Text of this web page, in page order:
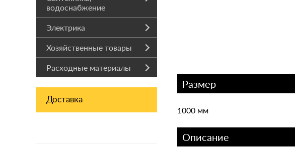
водоснабжение
Электрика
Хозяйственные товары
Расходные материалы
Доставка
Размер
1000 мм
Описание